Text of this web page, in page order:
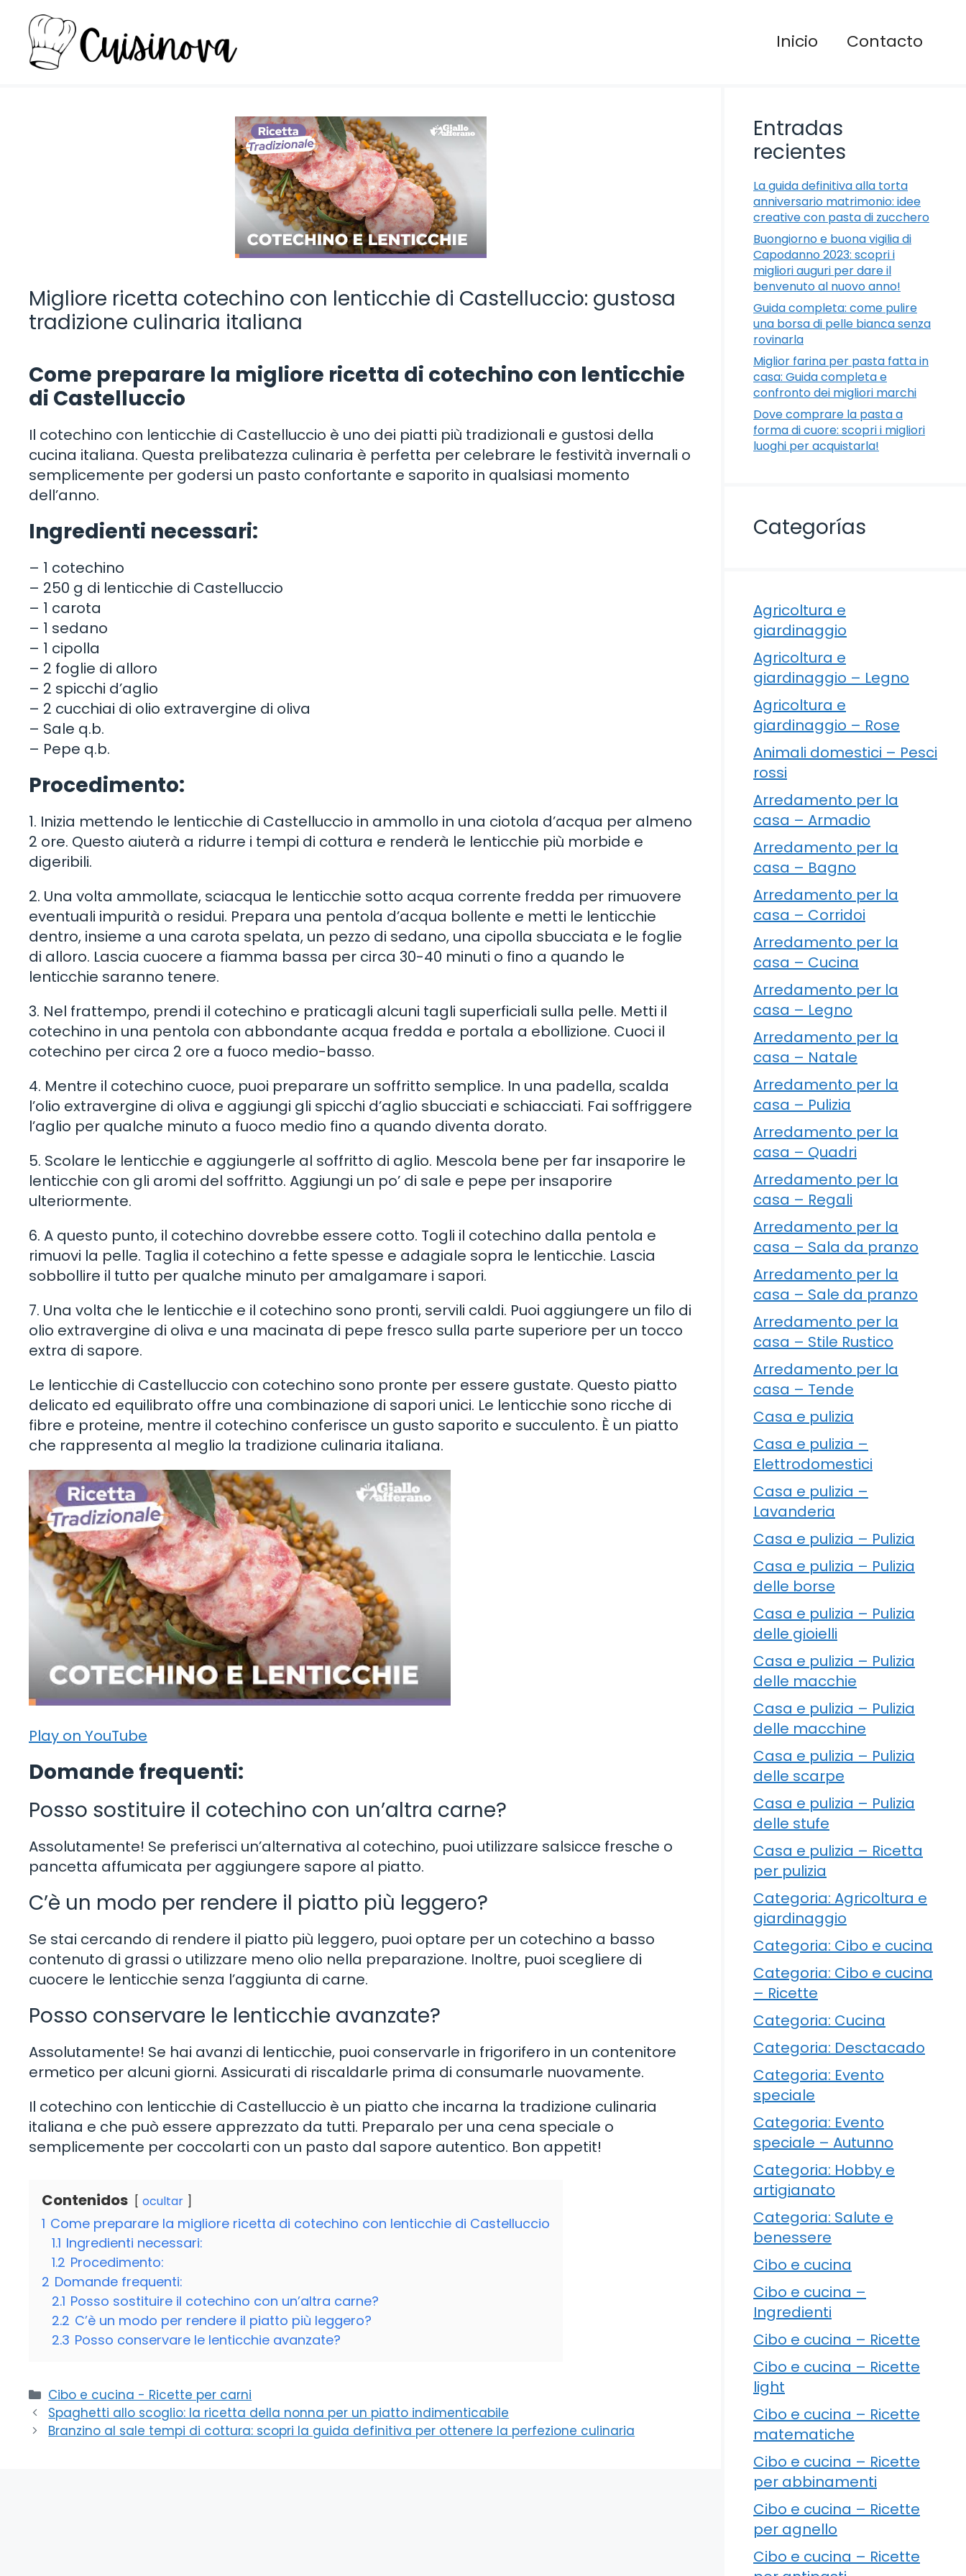
contenuto
Inicio Contacto
Migliore ricetta cotechino con lenticchie di Castelluccio: gustosa
tradizione culinaria italiana
Come preparare la migliore ricetta di cotechino con lenticchie
di Castelluccio
Il cotechino con lenticchie di Castelluccio è uno dei piatti più tradizionali e gustosi della
cucina italiana. Questa prelibatezza culinaria è perfetta per celebrare le festività invernali o
semplicemente per godersi un pasto confortante e saporito in qualsiasi momento
dell’anno.
Ingredienti necessari:
– 1 cotechino
– 250 g di lenticchie di Castelluccio
– 1 carota
– 1 sedano
– 1 cipolla
– 2 foglie di alloro
– 2 spicchi d’aglio
– 2 cucchiai di olio extravergine di oliva
– Sale q.b.
– Pepe q.b.
Procedimento:
1. Inizia mettendo le lenticchie di Castelluccio in ammollo in una ciotola d’acqua per almeno
2 ore. Questo aiuterà a ridurre i tempi di cottura e renderà le lenticchie più morbide e
digeribili.
2. Una volta ammollate, sciacqua le lenticchie sotto acqua corrente fredda per rimuovere
eventuali impurità o residui. Prepara una pentola d’acqua bollente e metti le lenticchie
dentro, insieme a una carota spelata, un pezzo di sedano, una cipolla sbucciata e le foglie
di alloro. Lascia cuocere a fiamma bassa per circa 30-40 minuti o fino a quando le
lenticchie saranno tenere.
3. Nel frattempo, prendi il cotechino e praticagli alcuni tagli superficiali sulla pelle. Metti il
cotechino in una pentola con abbondante acqua fredda e portala a ebollizione. Cuoci il
cotechino per circa 2 ore a fuoco medio-basso.
4. Mentre il cotechino cuoce, puoi preparare un soffritto semplice. In una padella, scalda
l’olio extravergine di oliva e aggiungi gli spicchi d’aglio sbucciati e schiacciati. Fai soffriggere
l’aglio per qualche minuto a fuoco medio fino a quando diventa dorato.
5. Scolare le lenticchie e aggiungerle al soffritto di aglio. Mescola bene per far insaporire le
lenticchie con gli aromi del soffritto. Aggiungi un po’ di sale e pepe per insaporire
ulteriormente.
6. A questo punto, il cotechino dovrebbe essere cotto. Togli il cotechino dalla pentola e
rimuovi la pelle. Taglia il cotechino a fette spesse e adagiale sopra le lenticchie. Lascia
sobbollire il tutto per qualche minuto per amalgamare i sapori.
7. Una volta che le lenticchie e il cotechino sono pronti, servili caldi. Puoi aggiungere un filo di
olio extravergine di oliva e una macinata di pepe fresco sulla parte superiore per un tocco
extra di sapore.
Le lenticchie di Castelluccio con cotechino sono pronte per essere gustate. Questo piatto
delicato ed equilibrato offre una combinazione di sapori unici. Le lenticchie sono ricche di
fibre e proteine, mentre il cotechino conferisce un gusto saporito e succulento. È un piatto
che rappresenta al meglio la tradizione culinaria italiana.
Play on YouTube
Domande frequenti:
Posso sostituire il cotechino con un’altra carne?
Assolutamente! Se preferisci un’alternativa al cotechino, puoi utilizzare salsicce fresche o
pancetta affumicata per aggiungere sapore al piatto.
C’è un modo per rendere il piatto più leggero?
Se stai cercando di rendere il piatto più leggero, puoi optare per un cotechino a basso
contenuto di grassi o utilizzare meno olio nella preparazione. Inoltre, puoi scegliere di
cuocere le lenticchie senza l’aggiunta di carne.
Posso conservare le lenticchie avanzate?
Assolutamente! Se hai avanzi di lenticchie, puoi conservarle in frigorifero in un contenitore
ermetico per alcuni giorni. Assicurati di riscaldarle prima di consumarle nuovamente.
Il cotechino con lenticchie di Castelluccio è un piatto che incarna la tradizione culinaria
italiana e che può essere apprezzato da tutti. Preparalo per una cena speciale o
semplicemente per coccolarti con un pasto dal sapore autentico. Bon appetit!
Contenidos ocultar
1 Come preparare la migliore ricetta di cotechino con lenticchie di Castelluccio
1.1 Ingredienti necessari:
1.2 Procedimento:
2 Domande frequenti:
2.1 Posso sostituire il cotechino con un’altra carne?
2.2 C’è un modo per rendere il piatto più leggero?
2.3 Posso conservare le lenticchie avanzate?
Categorie
Cibo e cucina - Ricette per carni
Spaghetti allo scoglio: la ricetta della nonna per un piatto indimenticabile
Branzino al sale tempi di cottura: scopri la guida definitiva per ottenere la perfezione culinaria
Entradas
recientes
La guida definitiva alla torta
anniversario matrimonio: idee
creative con pasta di zucchero
Buongiorno e buona vigilia di
Capodanno 2023: scopri i
migliori auguri per dare il
benvenuto al nuovo anno!
Guida completa: come pulire
una borsa di pelle bianca senza
rovinarla
Miglior farina per pasta fatta in
casa: Guida completa e
confronto dei migliori marchi
Dove comprare la pasta a
forma di cuore: scopri i migliori
luoghi per acquistarla!
Categorías
Agricoltura e
giardinaggio
Agricoltura e
giardinaggio – Legno
Agricoltura e
giardinaggio – Rose
Animali domestici – Pesci
rossi
Arredamento per la
casa – Armadio
Arredamento per la
casa – Bagno
Arredamento per la
casa – Corridoi
Arredamento per la
casa – Cucina
Arredamento per la
casa – Legno
Arredamento per la
casa – Natale
Arredamento per la
casa – Pulizia
Arredamento per la
casa – Quadri
Arredamento per la
casa – Regali
Arredamento per la
casa – Sala da pranzo
Arredamento per la
casa – Sale da pranzo
Arredamento per la
casa – Stile Rustico
Arredamento per la
casa – Tende
Casa e pulizia
Casa e pulizia –
Elettrodomestici
Casa e pulizia –
Lavanderia
Casa e pulizia – Pulizia
Casa e pulizia – Pulizia
delle borse
Casa e pulizia – Pulizia
delle gioielli
Casa e pulizia – Pulizia
delle macchie
Casa e pulizia – Pulizia
delle macchine
Casa e pulizia – Pulizia
delle scarpe
Casa e pulizia – Pulizia
delle stufe
Casa e pulizia – Ricetta
per pulizia
Categoria: Agricoltura e
giardinaggio
Categoria: Cibo e cucina
Categoria: Cibo e cucina
– Ricette
Categoria: Cucina
Categoria: Desctacado
Categoria: Evento
speciale
Categoria: Evento
speciale – Autunno
Categoria: Hobby e
artigianato
Categoria: Salute e
benessere
Cibo e cucina
Cibo e cucina –
Ingredienti
Cibo e cucina – Ricette
Cibo e cucina – Ricette
light
Cibo e cucina – Ricette
matematiche
Cibo e cucina – Ricette
per abbinamenti
Cibo e cucina – Ricette
per agnello
Cibo e cucina – Ricette